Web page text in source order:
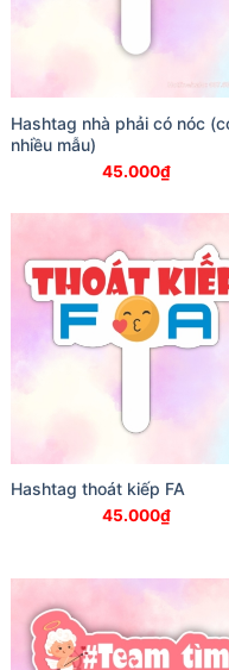
Hashtag nhà phải có nóc
nhiều mẫu)
45.000₫
Hashtag thoát kiếp FA
45.000₫